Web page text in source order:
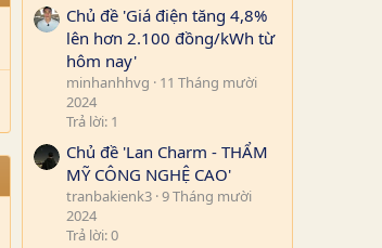
Chủ đề 'Giá điện tăng 4,8%
lên hơn 2.100 đồng/kWh từ
hôm nay'
minhanhhvg
11 Tháng mười
2024
Trả lời: 1
Chủ đề 'Lan Charm - THẨM
MỸ CÔNG NGHỆ CAO'
tranbakienk3 9 Tháng mười
2024
Trả lời: 0